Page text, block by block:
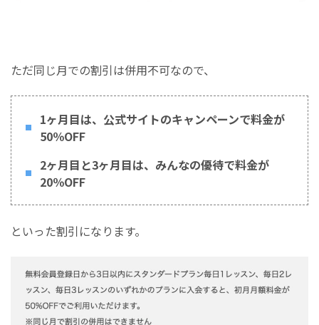
ただ同じ月での割引は併用不可なので、
1ヶ月目は、公式サイトのキャンペーンで料金が
50％OFF
2ヶ月目と3ヶ月目は、みんなの優待で料金が
20％OFF
といった割引になります。